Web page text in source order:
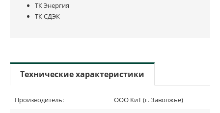
ТК Энергия
ТК СДЭК
Технические характеристики
Производитель: ООО КиТ (г. Заволжье)